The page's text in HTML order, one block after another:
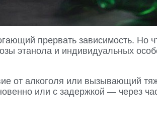
прервать зависимость. Но
этанола и индивидуальных
от алкоголя или вызывающий
или с задержкой — через